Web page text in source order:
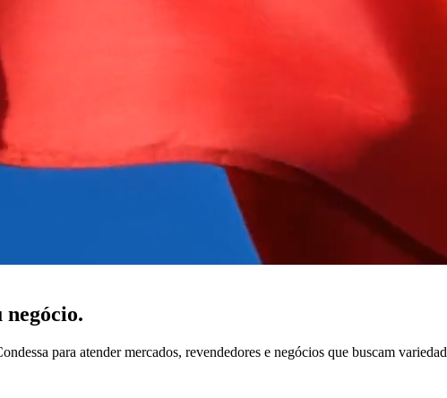
negócio.
para atender mercados, revendedores e negócios que buscam